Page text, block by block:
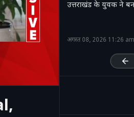
'
उत्तराखंड के युवक ने
अगस्त 08, 2026 11:26